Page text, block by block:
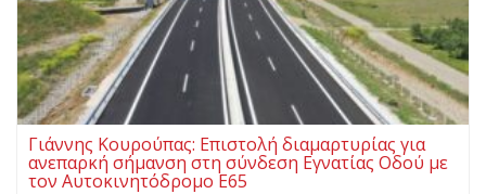
Γιάννης Κουρούπας: Επιστολή διαμαρτυρίας για
ανεπαρκή σήμανση στη σύνδεση Εγνατίας Οδού με
τον Αυτοκινητόδρομο Ε65